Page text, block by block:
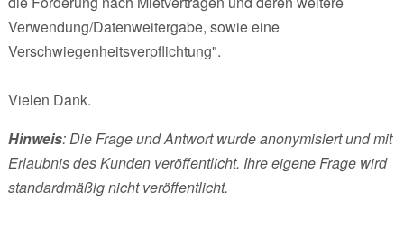
Verwendung/Datenweitergabe, sowie eine
Verschwiegenheitsverpflichtung".
Vielen Dank.
Hinweis: Die Frage und Antwort wurde anonymisiert und mit
Erlaubnis des Kunden veröffentlicht. Ihre eigene Frage wird
standardmäßig nicht veröffentlicht.